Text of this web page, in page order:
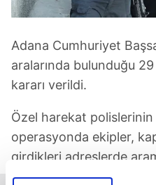
Adana Cumhuriyet
aralarında bulunduğu
kararı verildi.
Özel harekat polislerinin
operasyonda ekipler,
girdikleri adreslerde